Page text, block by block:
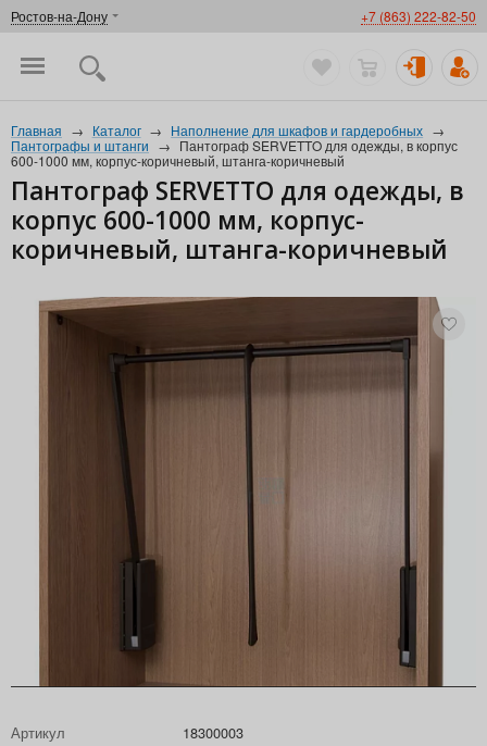
Ростов-на-Дону +7 (863) 222-82-50
Главная → Каталог → Наполнение для шкафов и гардеробных →
Пантографы и штанги → Пантограф SERVETTO для одежды, в корпус
600-1000 мм, корпус-коричневый, штанга-коричневый
Пантограф SERVETTO для одежды, в
корпус 600-1000 мм, корпус-
коричневый, штанга-коричневый
Артикул
18300003